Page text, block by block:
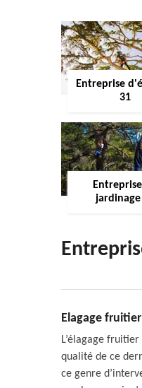
Entreprise
31
jardinage
Elagage
L’élagage
qualité de ce
ce genre